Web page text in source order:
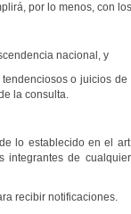
por lo menos, con
nacional, y
o juicios
la consulta.
lo establecido en el
de
recibir notificaciones.